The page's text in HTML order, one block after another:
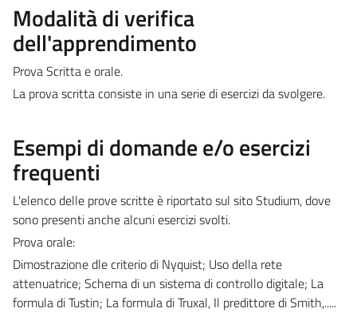
Modalità di verifica
dell'apprendimento
Prova Scritta e orale.
La prova scritta consiste in una serie di esercizi da svolgere.
Esempi di domande e/o esercizi
frequenti
L'elenco delle prove scritte è riportato sul sito Studium, dove
sono presenti anche alcuni esercizi svolti.
Prova orale:
Dimostrazione dle criterio di Nyquist; Uso della rete
attenuatrice; Schema di un sistema di controllo digitale; La
formula di Tustin; La formula di Truxal, Il predittore di Smith,.....